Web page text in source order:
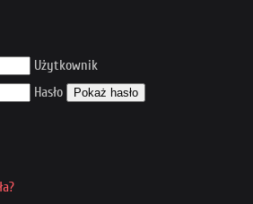
Użytkownik
Hasło
Pokaż hasło